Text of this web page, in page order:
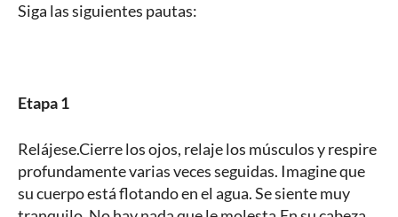
Siga las siguientes pautas:
Etapa 1
Relájese.Cierre los ojos, relaje los músculos y respire
profundamente varias veces seguidas. Imagine que
su cuerpo está flotando en el agua. Se siente muy